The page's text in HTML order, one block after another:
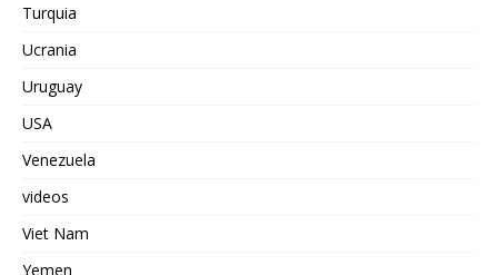
Turquia
Ucrania
Uruguay
USA
Venezuela
videos
Viet Nam
Yemen